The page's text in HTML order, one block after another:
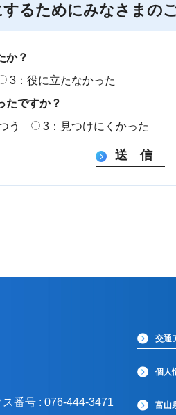
るためにみなさまの
か？
3：役に立たなかった
たですか？
う 3：見つけにくかった
ス番号 : 076-444-3471
交通
個人
富山